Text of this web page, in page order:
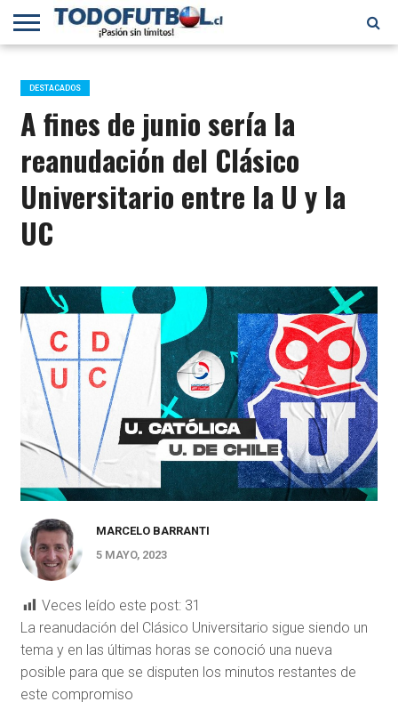
PRIMERA
B
SELECCIÓN
CHILENA
CHILENOS
EN EL
MUNDO
FÚTBOL
INTERNACIONAL
DESTACADOS
A fines de junio sería la
reanudación del Clásico
Universitario entre la U y la
UC
MARCELO BARRANTI
5 MAYO, 2023
Veces leído este post: 31
La reanudación del Clásico Universitario sigue siendo un
tema y en las últimas horas se conoció una nueva
posible para que se disputen los minutos restantes de
este compromiso